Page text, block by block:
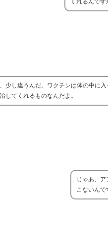
くれるんです
少し違うんだ。ワクチンは体の中に
してくれるものなんだよ。
じゃあ、
こないんで